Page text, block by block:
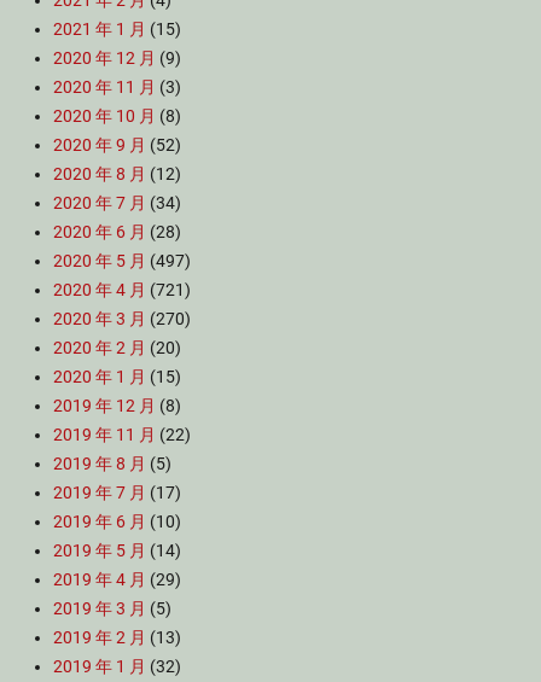
2021 年 1 月 (15)
2020 年 12 月 (9)
2020 年 11 月 (3)
2020 年 10 月 (8)
2020 年 9 月 (52)
2020 年 8 月 (12)
2020 年 7 月 (34)
2020 年 6 月 (28)
2020 年 5 月 (497)
2020 年 4 月 (721)
2020 年 3 月 (270)
2020 年 2 月 (20)
2020 年 1 月 (15)
2019 年 12 月 (8)
2019 年 11 月 (22)
2019 年 8 月 (5)
2019 年 7 月 (17)
2019 年 6 月 (10)
2019 年 5 月 (14)
2019 年 4 月 (29)
2019 年 3 月 (5)
2019 年 2 月 (13)
2019 年 1 月 (32)